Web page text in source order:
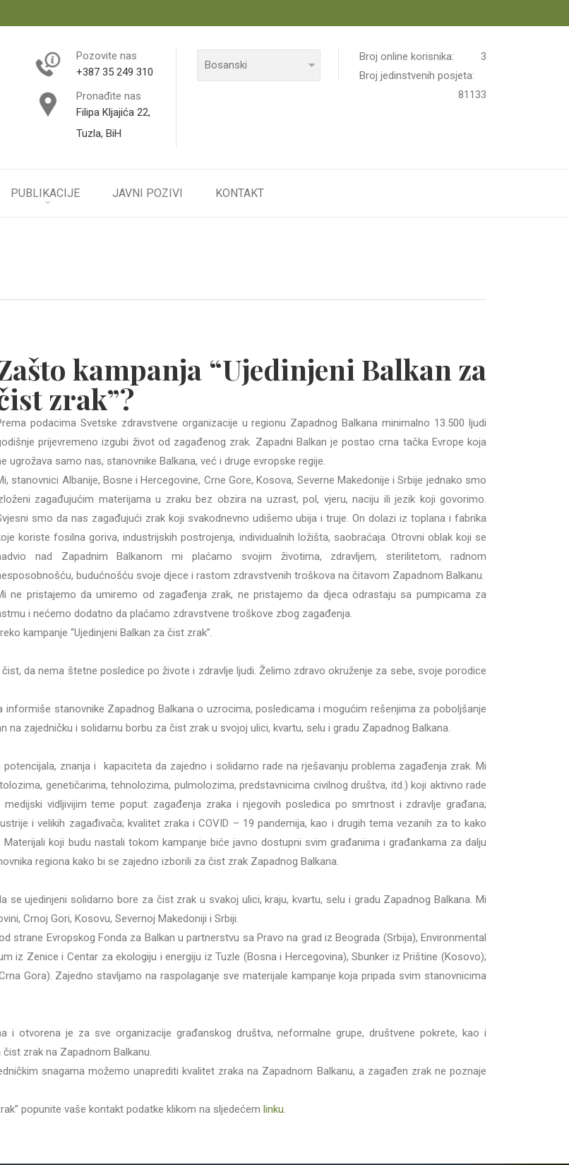
Pozovite nas
+387 35 249 310
Pronađite nas
Filipa Kljajića 22,
Tuzla, BiH
Broj online korisnika:
3
Broj jedinstvenih posjeta:
81133
PUBLIKACIJE JAVNI POZIVI KONTAKT
ašto kampanja “Ujedinjeni Balkan za
zrak”?
podacima Svetske zdravstvene organizacije u regionu Zapadnog Balkana minimalno 13.500 ljudi
prijevremeno izgubi život od zagađenog zrak. Zapadni Balkan je postao crna tačka Evrope koja
ugrožava samo nas, stanovnike Balkana, već i druge evropske regije.
stanovnici Albanije, Bosne i Hercegovine, Crne Gore, Kosova, Severne Makedonije i Srbije jednako smo
zagađujućim materijama u zraku bez obzira na uzrast, pol, vjeru, naciju ili jezik koji govorimo.
smo da nas zagađujući zrak koji svakodnevno udišemo ubija i truje. On dolazi iz toplana i fabrika
koriste fosilna goriva, industrijskih postrojenja, individualnih ložišta, saobraćaja. Otrovni oblak koji se
nad Zapadnim Balkanom mi plaćamo svojim životima, zdravljem, sterilitetom, radnom
budućnošću svoje djece i rastom zdravstvenih troškova na čitavom Zapadnom Balkanu.
ne pristajemo da umiremo od zagađenja zrak, ne pristajemo da djeca odrastaju sa pumpicama za
i nećemo dodatno da plaćamo zdravstvene troškove zbog zagađenja.
kampanje “Ujedinjeni Balkan za čist zrak”.
da nema štetne posledice po živote i zdravlje ljudi. Želimo zdravo okruženje za sebe, svoje porodice
informiše stanovnike Zapadnog Balkana o uzrocima, posledicama i mogućim rešenjima za poboljšanje
zajedničku i solidarnu borbu za čist zrak u svojoj ulici, kvartu, selu i gradu Zapadnog Balkana.
znanja i kapaciteta da zajedno i solidarno rade na rješavanju problema zagađenja zrak. Mi
genetičarima, tehnolozima, pulmolozima, predstavnicima civilnog društva, itd.) koji aktivno rade
vidljivijim teme poput: zagađenja zraka i njegovih posledica po smrtnost i zdravlje građana;
i velikih zagađivača; kvalitet zraka i COVID – 19 pandemija, kao i drugih tema vezanih za to kako
koji budu nastali tokom kampanje biće javno dostupni svim građanima i građankama za dalju
regiona kako bi se zajedno izborili za čist zrak Zapadnog Balkana.
ujedinjeni solidarno bore za čist zrak u svakoj ulici, kraju, kvartu, selu i gradu Zapadnog Balkana. Mi
Crnoj Gori, Kosovu, Severnoj Makedoniji i Srbiji.
strane Evropskog Fonda za Balkan u partnerstvu sa Pravo na grad iz Beograda (Srbija), Environmental
iz Zenice i Centar za ekologiju i energiju iz Tuzle (Bosna i Hercegovina), Sbunker iz Prištine (Kosovo);
Gora). Zajedno stavljamo na raspolaganje sve materijale kampanje koja pripada svim stanovnicima
i otvorena je za sve organizacije građanskog društva, neformalne grupe, društvene pokrete, kao i
zrak na Zapadnom Balkanu.
snagama možemo unaprediti kvalitet zraka na Zapadnom Balkanu, a zagađen zrak ne poznaje
popunite vaše kontakt podatke klikom na sljedećem linku.